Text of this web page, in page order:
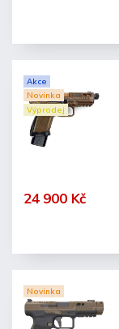
Akce
Novinka
Výprodej
24 900 Kč
Novinka